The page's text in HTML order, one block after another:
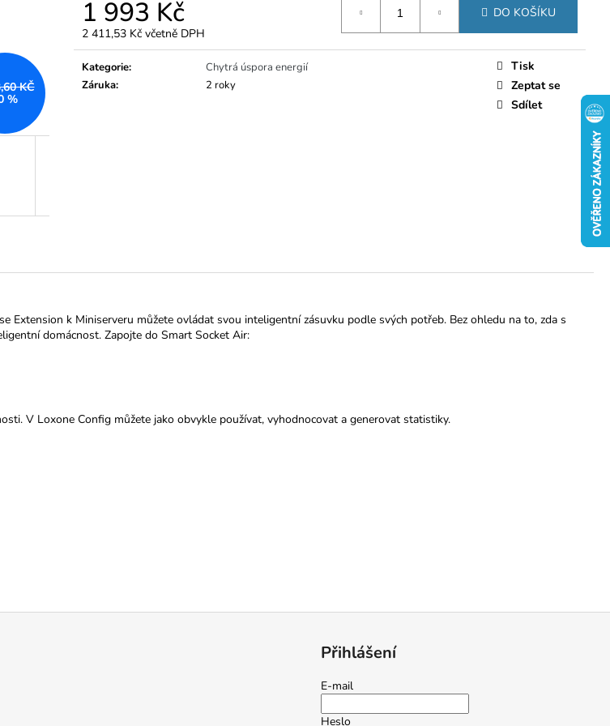
1 993 Kč
2 411,53 Kč včetně DPH
Měrná
cena:
DO KOŠÍKU
Kategorie:
Chytrá úspora energií
Záruka: 2 roky
Tisk
Zeptat se
Sdílet
KČ
%
k Miniserveru můžete ovládat svou inteligentní zásuvku podle svých potřeb. Bez ohledu na to, zda s
domácnost. Zapojte do Smart Socket Air:
V Loxone Config můžete jako obvykle používat, vyhodnocovat a generovat statistiky.
Přihlášení
E-mail
Heslo